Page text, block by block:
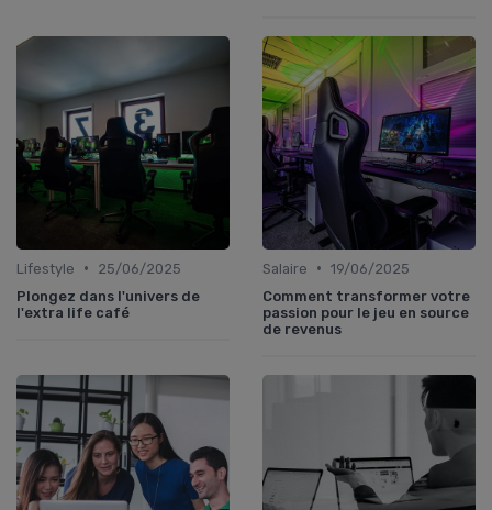
Lifestyle •
25/06/2025
Plongez dans l'univers de
l'extra life café
Salaire • 19/06/2025
Comment transformer votre
passion pour le jeu en source
de revenus